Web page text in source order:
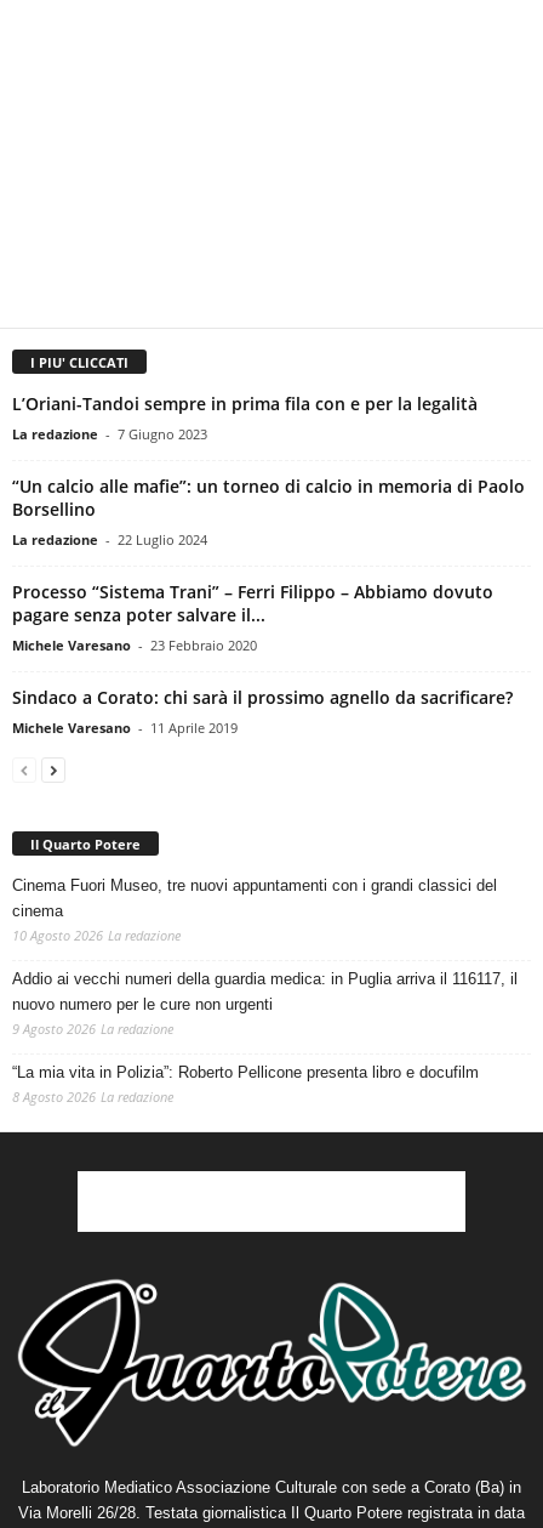
I PIU' CLICCATI
L’Oriani-Tandoi sempre in prima fila con e per la legalità
La redazione - 7 Giugno 2023
“Un calcio alle mafie”: un torneo di calcio in memoria di Paolo
Borsellino
La redazione - 22 Luglio 2024
Processo “Sistema Trani” – Ferri Filippo – Abbiamo dovuto
pagare senza poter salvare il...
Michele Varesano - 23 Febbraio 2020
Sindaco a Corato: chi sarà il prossimo agnello da sacrificare?
Michele Varesano - 11 Aprile 2019
Il Quarto Potere
Cinema Fuori Museo, tre nuovi appuntamenti con i grandi classici del
cinema
10 Agosto 2026 La redazione
Addio ai vecchi numeri della guardia medica: in Puglia arriva il 116117, il
nuovo numero per le cure non urgenti
9 Agosto 2026 La redazione
“La mia vita in Polizia”: Roberto Pellicone presenta libro e docufilm
8 Agosto 2026 La redazione
Laboratorio Mediatico Associazione Culturale con sede a Corato (Ba) in
Via Morelli 26/28. Testata giornalistica Il Quarto Potere registrata in data